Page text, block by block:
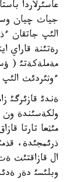
عاسئرلاردا
الئپ جاتقان
رةتئنة قاراي
مةملةكةتئ (
ءوثئردئث
ةندئ قازئرگئ
ولكةسئندة ون
مئثعا تارتا
ذرئمجئدة،
ال قازاقتئث ةث
وبلئسئ دةر